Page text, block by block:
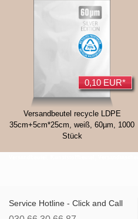
0,10 EUR*
Versandbeutel recycle LDPE
35cm+5cm*25cm, weiß, 60µm, 1000
Stück
Service Hotline - Click and Call